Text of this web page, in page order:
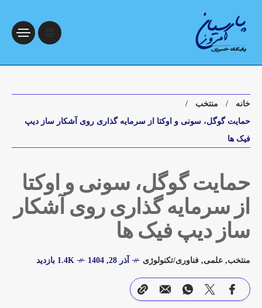
خانه
منتخب
حمایت گوگل، سونی و اوکتا از سرمایه گذاری روی آشکار ساز دیپ
فیک ها
حمایت گوگل، سونی و اوکتا
از سرمایه گذاری روی آشکار
ساز دیپ فیک ها
منتخب, علمی, فناوری/تکنولوژی آذر 28, 1404 1.4K بازدید